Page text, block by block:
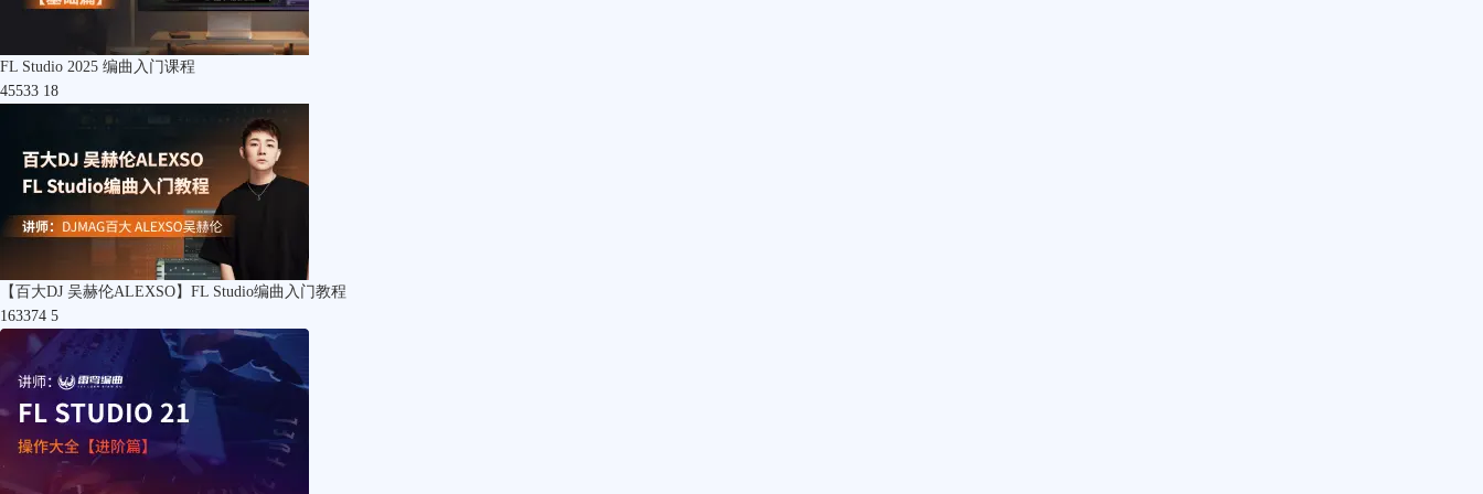
FL Studio 2025 编曲入门课程
45533 18
【百大DJ 吴赫伦ALEXSO】FL Studio编曲入门教程
163374 5